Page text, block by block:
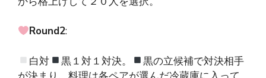
Round2:
白対 黒１対１対決。
黒の立候補で対決相手